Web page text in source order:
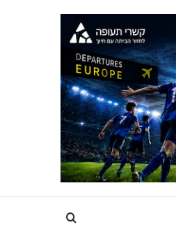
Search for